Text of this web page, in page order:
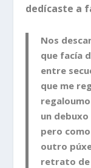
dedícaste a
Nos
que facía
entre
que me
un
pero
outro
retrato de